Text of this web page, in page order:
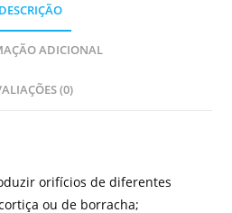
DESCRIÇÃO
ADICIONAL
(0)
orifícios de diferentes
ou de borracha;